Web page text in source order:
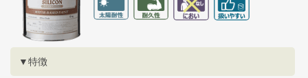
▼特徴